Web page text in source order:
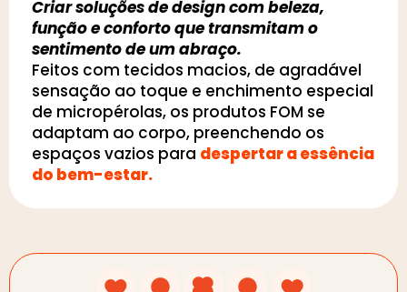
Criar soluções de design com beleza,
função e conforto que transmitam o
sentimento de um abraço.
Feitos com tecidos macios, de agradável
sensação ao toque e enchimento especial
de micropérolas, os produtos FOM se
adaptam ao corpo, preenchendo os
espaços vazios para despertar a essência
do bem-estar.